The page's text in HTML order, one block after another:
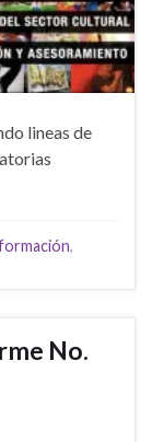
lineas de
,
No.